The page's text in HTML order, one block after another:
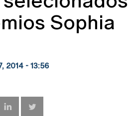
Sophia
2014 - 13:56